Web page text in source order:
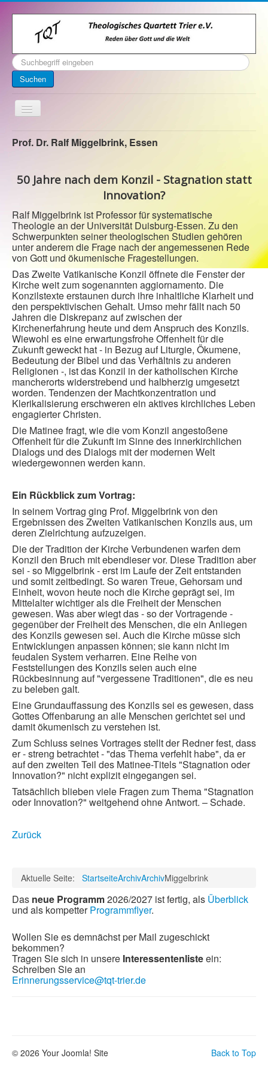
Suchen
...
Suchen
Toggle
Navigation
Startseite
Kontakt
Archiv
Impressum
Prof. Dr. Ralf Miggelbrink, Essen
50 Jahre nach dem Konzil - Stagnation statt
Innovation?
Ralf Miggelbrink ist Professor für systematische
Theologie an der Universität Duisburg-Essen. Zu den
Schwerpunkten seiner theologischen Studien gehören
unter anderem die Frage nach der angemessenen Rede
von Gott und ökumenische Fragestellungen.
Das Zweite Vatikanische Konzil öffnete die Fenster der
Kirche weit zum sogenannten aggiornamento. Die
Konzilstexte erstaunen durch ihre inhaltliche Klarheit und
den perspektivischen Gehalt. Umso mehr fällt nach 50
Jahren die Diskrepanz auf zwischen der
Kirchenerfahrung heute und dem Anspruch des Konzils.
Wiewohl es eine erwartungsfrohe Offenheit für die
Zukunft geweckt hat - in Bezug auf Liturgie, Ökumene,
Bedeutung der Bibel und das Verhältnis zu anderen
Religionen -, ist das Konzil in der katholischen Kirche
mancherorts widerstrebend und halbherzig umgesetzt
worden. Tendenzen der Machtkonzentration und
Klerikalisierung erschweren ein aktives kirchliches Leben
engagierter Christen.
Die Matinee fragt, wie die vom Konzil angestoßene
Offenheit für die Zukunft im Sinne des innerkirchlichen
Dialogs und des Dialogs mit der modernen Welt
wiedergewonnen werden kann.
Ein Rückblick zum Vortrag:
In seinem Vortrag ging Prof. Miggelbrink von den
Ergebnissen des Zweiten Vatikanischen Konzils aus, um
deren Zielrichtung aufzuzeigen.
Die der Tradition der Kirche Verbundenen warfen dem
Konzil den Bruch mit ebendieser vor. Diese Tradition aber
sei - so Miggelbrink - erst im Laufe der Zeit entstanden
und somit zeitbedingt. So waren Treue, Gehorsam und
Einheit, wovon heute noch die Kirche geprägt sei, im
Mittelalter wichtiger als die Freiheit der Menschen
gewesen. Was aber wiegt das - so der Vortragende -
gegenüber der Freiheit des Menschen, die ein Anliegen
des Konzils gewesen sei. Auch die Kirche müsse sich
Entwicklungen anpassen können; sie kann nicht im
feudalen System verharren. Eine Reihe von
Feststellungen des Konzils seien auch eine
Rückbesinnung auf "vergessene Traditionen", die es neu
zu beleben galt.
Eine Grundauffassung des Konzils sei es gewesen, dass
Gottes Offenbarung an alle Menschen gerichtet sei und
damit ökumenisch zu verstehen ist.
Zum Schluss seines Vortrages stellt der Redner fest, dass
er - streng betrachtet - "das Thema verfehlt habe", da er
auf den zweiten Teil des Matinee-Titels "Stagnation oder
Innovation?" nicht explizit eingegangen sei.
Tatsächlich blieben viele Fragen zum Thema "Stagnation
oder Innovation?" weitgehend ohne Antwort. – Schade.
Zurück
Aktuelle Seite: StartseiteArchivArchivMiggelbrink
Das neue Programm2026/2027 ist fertig, als Überblick
und als kompetterProgrammflyer.
Wollen Sie es demnächst per Mail zugeschickt
bekommen?
Tragen Sie sich in unsere Interessentenlisteein:
Schreiben Sie an
Erinnerungsservice@tqt-trier.de
Back to Top
© 2026 Your Joomla! Site